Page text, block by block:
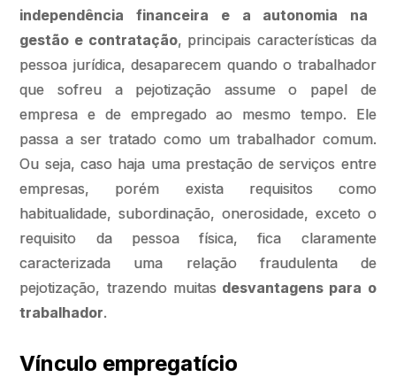
independência financeira e a autonomia na
gestão e contratação, principais características da
pessoa jurídica, desaparecem quando o trabalhador
que sofreu a pejotização assume o papel de
empresa e de empregado ao mesmo tempo. Ele
passa a ser tratado como um trabalhador comum.
Ou seja, caso haja uma prestação de serviços entre
empresas, porém exista requisitos como
habitualidade, subordinação, onerosidade, exceto o
requisito da pessoa física, fica claramente
caracterizada uma relação fraudulenta de
pejotização, trazendo muitasdesvantagens para o
trabalhador.
Vínculo empregatício